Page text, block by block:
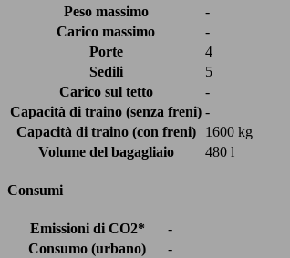
Peso massimo
-
Carico massimo
-
Porte
4
Sedili
5
Carico sul tetto
-
Capacità di traino (senza freni) -
Capacità di traino (con freni)
1600 kg
Volume del bagagliaio
480 l
Consumi
Emissioni di CO2*
-
Consumo (urbano)
-